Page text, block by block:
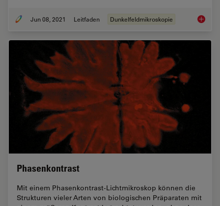
Jun 08, 2021 Leitfaden Dunkelfeldmikroskopie A
Phasenkontrast
Mit einem Phasenkontrast-Lichtmikroskop können die
Strukturen vieler Arten von biologischen Präparaten mit